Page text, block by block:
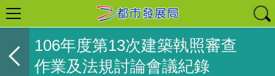
106年度第13次建築執照審查
作業及法規討論會議紀錄